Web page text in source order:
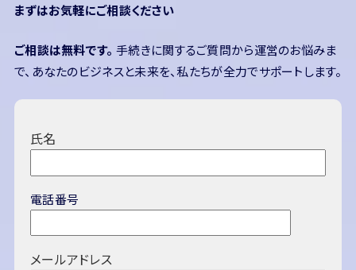
まずはお気軽にご相談ください
ご相談は無料です。 手続きに関するご質問から運営のお悩みま
で、あなたのビジネスと未来を、私たちが全力でサポートします。
氏名
電話番号
メールアドレス